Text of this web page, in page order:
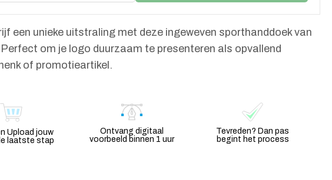
een unieke uitstraling met deze ingeweven sporthanddoek van
om je logo duurzaam te presenteren als opvallend
of promotieartikel.
Upload jouw
laatste stap
Ontvang digitaal
voorbeeld binnen 1 uur
Tevreden? Dan pas
begint het process